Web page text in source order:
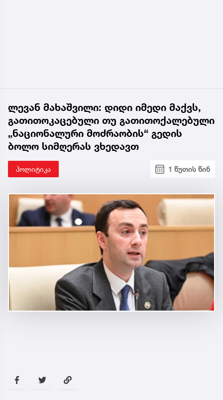
ლევან მახაშვილი: დიდი იმედი მაქვს,
გათითოკაცებული თუ გათითოქალებული
„ნაციონალური მოძრაობის“ გედის
ბოლო სიმღერას ვხედავთ
პოლიტიკა 1 წუთის წინ